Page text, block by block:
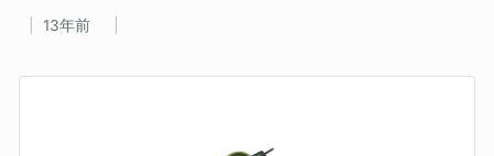
13年前